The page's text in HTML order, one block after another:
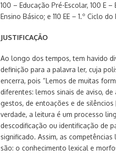
100 – Educação Pré-Escolar, 100 E –
Ensino Básico; e 110 EE – 1.º Ciclo
JUSTIFICAÇÃO
Ao longo dos tempos, tem havido
definição para a palavra ler, cuja
encerra, pois “Lemos de muitas
diferentes: lemos sinais de aviso,
gestos, de entoações e de silêncios
verdade, a leitura é um processo
descodificação ou identificação de
significado. Assim, as
são: o conhecimento lexical e